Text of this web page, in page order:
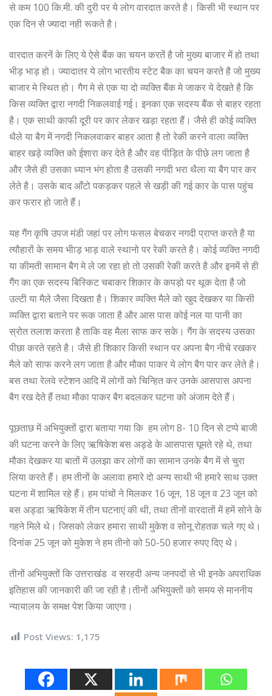
से कम 100 कि.मी. की दुरी पर ये लोग वारदात करते है। किसी भी स्थान पर
एक दिन से ज्यादा नही रूकते है।
वारदात करनें के लिए ये ऐसे बैंक का चयन करतें है जो मुख्य बाजार में हो तथा
भीड़ भाड़ हो। ज्यादातर ये लोग भारतीय स्टेट बैक का चयन करते है जो मुख्य
बाजार मे स्थित हो। गैग मे से एक या दो व्यक्ति बैंक मे जाकर ये देखते है कि
किस व्यक्ति द्वारा नगदी निकलवाई गई। इनका एक सदस्य बैंक से बाहर रहता
है। एक साथी काफी दूरी पर कार लेकर खड़ा रहता हैं। जैसे ही कोई व्यक्ति
थैले या बैग में नगदी निकलवाकर बाहर आता है तो रेकी करने वाला व्यक्ति
बाहर खड़े व्यक्ति को ईशारा कर देते है और वह पीड़ित के पीछे लग जाता है
और जैसे ही उसका ध्यान भंग होता है उसकी नगदी भरा थैला या बैग पार कर
लेते है। उसके बाद आँटो पकड़कर पहले से खड़ी की गई कार के पास पहुंच
कर फरार हो जाते हैं।
यह गैंग कृषि उपज मंडी जहां पर लोग फसल बेचकर नगदी प्राप्त करते है या
त्यौहारों के समय भीाड़ भाड़ वाले स्थानो पर रेकी करते है। कोई व्यक्ति नगदी
या कीमती सामान बैग मे ले जा रहा हो तो उसकी रेकी करते है और इनमें से ही
गैंग का एक सदस्य बिस्किट चबाकर शिकार के कपड़ो पर थूक देता है जो
उल्टी या मैले जैसा दिखता है। शिकार व्यक्ति मैले को खुद देखकर या किसी
व्यक्ति द्वारा बताने पर रूक जाता है और आस पास कोई नल या पानी का
स्रोत तलाश करता है ताकि वह मैला साफ कर सके। गैंग के सदस्य उसका
पीछा करते रहते है। जैसे ही शिकार किसी स्थान पर अपना बैग नीचे रखकर
मैले को साफ करने लग जाता है और मौका पाकर ये लोग बैग पार कर लेते है।
बस तथा रेलवे स्टेशन आदि में लोगों को चिन्हित कर उनके आसपास अपना
बैग रख देते हैं तथा मौका पाकर बैग बदलकर घटना को अंजाम देते हैं।
पूछताछ में अभियुक्तों द्वारा बताया गया कि हम लोग 8- 10 दिन से टप्पे बाजी
की घटना करने के लिए ऋषिकेश बस अड्डे के आसपास घूमते रहे थे, तथा
मौका देखकर या बातों में उलझा कर लोगों का सामान उनके बैग में से चुरा
लिया करते हैं। हम तीनों के अलावा हमारे दो अन्य साथी भी हमारे साथ उक्त
घटना में शामिल रहे हैं। हम पांचों ने मिलकर 16 जून, 18 जून व 23 जून को
बस अड्डा ऋषिकेश में तीन घटनाएं की थी, तथा तीनों वारदातों में हमें सोने के
गहने मिले थे। जिसको लेकर हमारा साथी मुकेश व सोनू रोहतक चले गए थे।
दिनांक 25 जून को मुकेश ने हम तीनो को 50-50 हजार रुपए दिए थे।
तीनों अभियुक्तों कि उत्तराखंड व सरहदी अन्य जनपदों से भी इनके अपराधिक
इतिहास की जानकारी की जा रही है।तीनों अभियुक्तों को समय से माननीय
न्यायालय के समक्ष पेश किया जाएगा।
Post Views: 1,175